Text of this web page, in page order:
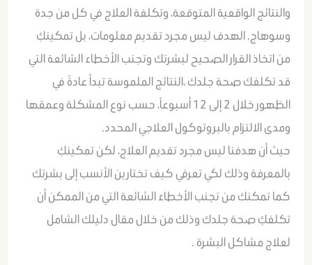
والنتائج الواقعية المتوقعة، وتكلفة العلاج في كل من جدة
وسوهاج. الهدف ليس مجرد تقديم معلومات، بل تمكينكِ
من اتخاذ القرار الصحيح لبشرتك وتجنب الأخطاء الشائعة التي
قد تكلفك صحة جلدك ،النتائج الملموسة تبدأ عادةً في
الظهور خلال 2 إلى 12 أسبوعاً، حسب نوع المشكلة وعمقها
ومدى الالتزام بالبروتوكول العلاجي المحدد.
حيث أن هدفنا ليس مجرد تقديم العلاج، لكن تمكينكِ
بالمعرفة وذلك لكي تعرفي كيف تختارين الأنسب إلى بشرتك
كما تمكنك من تجنب الأخطاء الشائعة التي من الممكن أن
تكلفكِ صحة جلدك وذلك من خلال مقال دليلك الشامل
لعلاج مشاكل البشرة .